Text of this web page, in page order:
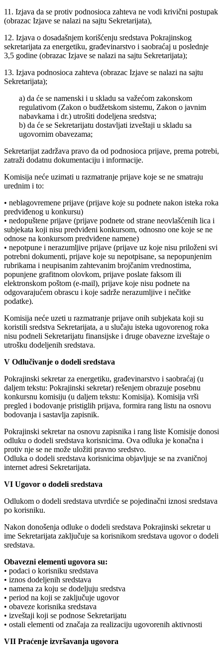
11. Izjava da se protiv podnosioca zahteva ne vodi krivični postupak
(obrazac Izjave se nalazi na sajtu Sekretarijata),
12. Izjava o dosadašnjem korišćenju sredstava Pokrajinskog
sekretarijata za energetiku, građevinarstvo i saobraćaj u poslednje
3,5 godine (obrazac Izjave se nalazi na sajtu Sekretarijata);
13. Izjava podnosioca zahteva (obrazac Izjave se nalazi na sajtu
Sekretarijata);
a) da će se namenski i u skladu sa važećom zakonskom
regulativom (Zakon o budžetskom sistemu, Zakon o javnim
nabavkama i dr.) utrošiti dodeljena sredstva;
b) da će se Sekretarijatu dostavljati izveštaji u skladu sa
ugovornim obavezama;
Sekretarijat zadržava pravo da od podnosioca prijave, prema potrebi,
zatraži dodatnu dokumentaciju i informacije.
Komisija neće uzimati u razmatranje prijave koje se ne smatraju
urednim i to:
• neblagovremene prijave (prijave koje su podnete nakon isteka roka
predviđenog u konkursu)
• nedopuštene prijave (prijave podnete od strane neovlašćenih lica i
subjekata koji nisu predviđeni konkursom, odnosno one koje se ne
odnose na konkursom predviđene namene)
• nepotpune i nerazumljive prijave (prijave uz koje nisu priloženi svi
potrebni dokumenti, prijave koje su nepotpisane, sa nepopunjenim
rubrikama i neupisanim zahtevanim brojčanim vrednostima,
popunjene grafitnom olovkom, prijave poslate faksom ili
elektronskom poštom (e-mail), prijave koje nisu podnete na
odgovarajućem obrascu i koje sadrže nerazumljive i nečitke
podatke).
Komisija neće uzeti u razmatranje prijave onih subjekata koji su
koristili sredstva Sekretarijata, a u slučaju isteka ugovorenog roka
nisu podneli Sekretarijatu finansijske i druge obavezne izveštaje o
utrošku dodeljenih sredstava.
V Odlučivanje o dodeli sredstava
Pokrajinski sekretar za energetiku, građevinarstvo i saobraćaj (u
daljem tekstu: Pokrajinski sekretar) rešenjem obrazuje posebnu
konkursnu komisiju (u daljem tekstu: Komisija). Komisija vrši
pregled i bodovanje pristiglih prijava, formira rang listu na osnovu
bodovanja i sastavlja zapisnik.
Pokrajinski sekretar na osnovu zapisnika i rang liste Komisije donosi
odluku o dodeli sredstava korisnicima. Ova odluka je konačna i
protiv nje se ne može uložiti pravno sredstvo.
Odluka o dodeli sredstava korisnicima objavljuje se na zvaničnoj
internet adresi Sekretarijata.
VI Ugovor o dodeli sredstava
Odlukom o dodeli sredstava utvrdiće se pojedinačni iznosi sredstava
po korisniku.
Nakon donošenja odluke o dodeli sredstava Pokrajinski sekretar u
ime Sekretarijata zaključuje sa korisnikom sredstava ugovor o dodeli
sredstava.
Obavezni elementi ugovora su:
• podaci o korisniku sredstava
• iznos dodeljenih sredstava
• namena za koju se dodeljuju sredstva
• period na koji se zaključuje ugovor
• obaveze korisnika sredstava
• izveštaji koji se podnose Sekretarijatu
• ostali elementi od značaja za realizaciju ugovorenih aktivnosti
VII Praćenje izvršavanja ugovora